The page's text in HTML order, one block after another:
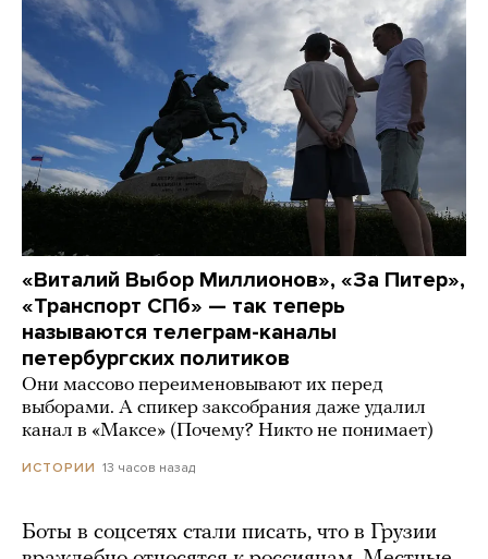
«Виталий Выбор Миллионов», «За Питер»,
«Транспорт СПб» — так теперь
называются телеграм-каналы
петербургских политиков
Они массово переименовывают их перед
выборами. А спикер заксобрания даже удалил
канал в «Максе» (Почему? Никто не понимает)
ИСТОРИИ 13 часов назад
Боты в соцсетях стали писать, что в Грузии